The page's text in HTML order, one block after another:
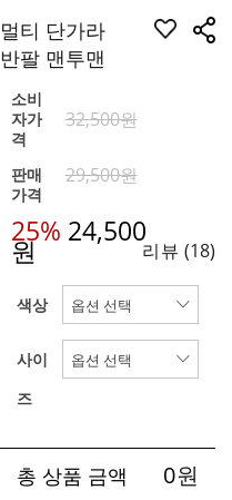
멀티 단가라
반팔 맨투맨
소비
자가
격
32,500원
판매
가격
29,500원
25% 24,500
원 리뷰 (18)
색상
사이
즈
총 상품 금액 0원